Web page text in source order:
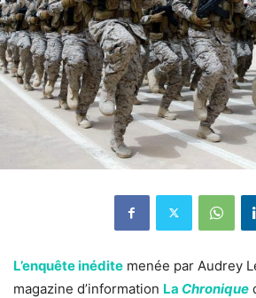
L’enquête inédite menée par Audrey
magazine d’information La Chronique